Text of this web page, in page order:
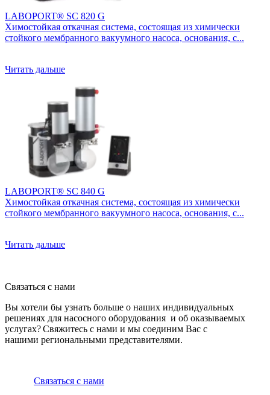
LABOPORT® SC 820 G
Химостойкая откачная система, состоящая из химически
стойкого мембранного вакуумного насоса, основания, с...
Читать дальше
LABOPORT® SC 840 G
Химостойкая откачная система, состоящая из химически
стойкого мембранного вакуумного насоса, основания, с...
Читать дальше
Связаться с нами
Вы хотели бы узнать больше о наших индивидуальных
решениях для насосного оборудования и об оказываемых
услугах? Свяжитесь с нами и мы соединим Вас с
нашими региональными представителями.
Связаться с нами